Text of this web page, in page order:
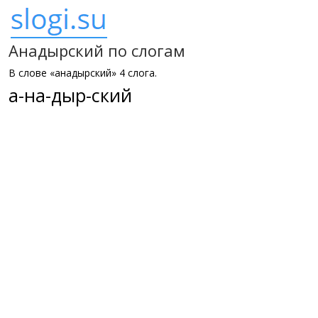
Анадырский по слогам
В слове «анадырский» 4 слога.
а-на-дыр-ский